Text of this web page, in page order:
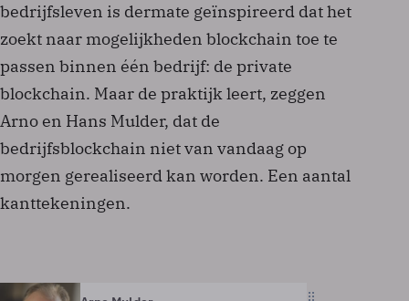
bedrijfsleven is dermate geïnspireerd dat het
zoekt naar mogelijkheden blockchain toe te
passen binnen één bedrijf: de private
blockchain. Maar de praktijk leert, zeggen
Arno en Hans Mulder, dat de
bedrijfsblockchain niet van vandaag op
morgen gerealiseerd kan worden. Een aantal
kanttekeningen.